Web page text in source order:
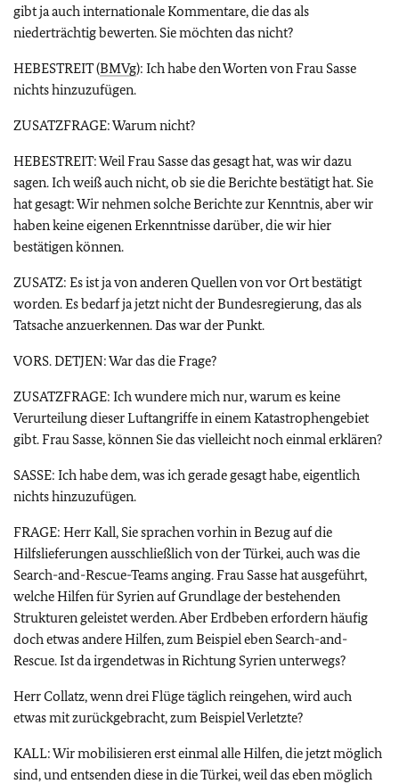
gibt ja auch internationale Kommentare, die das als
niederträchtig bewerten. Sie möchten das nicht?
HEBESTREIT (BMVg): Ich habe den Worten von Frau Sasse
nichts hinzuzufügen.
ZUSATZFRAGE: Warum nicht?
HEBESTREIT: Weil Frau Sasse das gesagt hat, was wir dazu
sagen. Ich weiß auch nicht, ob sie die Berichte bestätigt hat. Sie
hat gesagt: Wir nehmen solche Berichte zur Kenntnis, aber wir
haben keine eigenen Erkenntnisse darüber, die wir hier
bestätigen können.
ZUSATZ: Es ist ja von anderen Quellen von vor Ort bestätigt
worden. Es bedarf ja jetzt nicht der Bundesregierung, das als
Tatsache anzuerkennen. Das war der Punkt.
VORS. DETJEN: War das die Frage?
ZUSATZFRAGE: Ich wundere mich nur, warum es keine
Verurteilung dieser Luftangriffe in einem Katastrophengebiet
gibt. Frau Sasse, können Sie das vielleicht noch einmal erklären?
SASSE: Ich habe dem, was ich gerade gesagt habe, eigentlich
nichts hinzuzufügen.
FRAGE: Herr Kall, Sie sprachen vorhin in Bezug auf die
Hilfslieferungen ausschließlich von der Türkei, auch was die
Search-and-Rescue-Teams anging. Frau Sasse hat ausgeführt,
welche Hilfen für Syrien auf Grundlage der bestehenden
Strukturen geleistet werden. Aber Erdbeben erfordern häufig
doch etwas andere Hilfen, zum Beispiel eben Search-and-
Rescue. Ist da irgendetwas in Richtung Syrien unterwegs?
Herr Collatz, wenn drei Flüge täglich reingehen, wird auch
etwas mit zurückgebracht, zum Beispiel Verletzte?
KALL: Wir mobilisieren erst einmal alle Hilfen, die jetzt möglich
sind, und entsenden diese in die Türkei, weil das eben möglich